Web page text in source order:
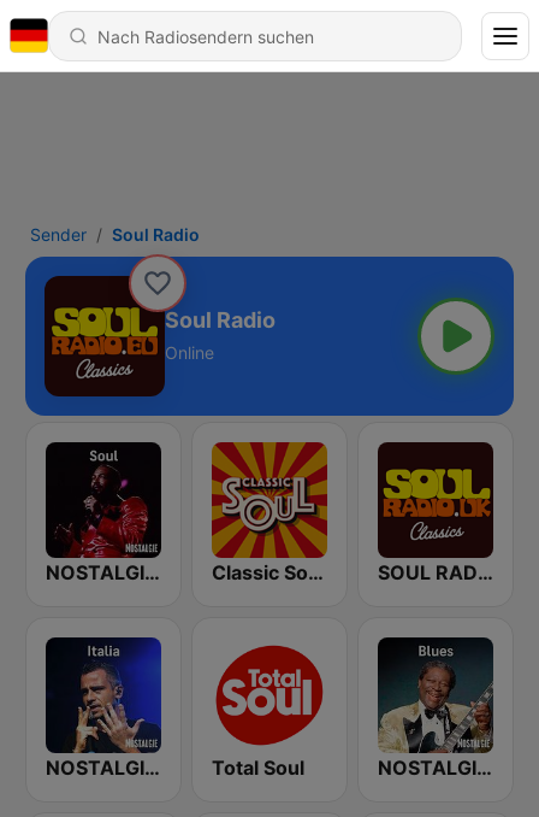
Sender Soul Radio
Soul Radio
Online
NOSTALGIE SOUL Classic Soul Radio SOUL RADIO Only Classic Soul
NOSTALGIE ITALIA Total Soul NOSTALGIE BLUES